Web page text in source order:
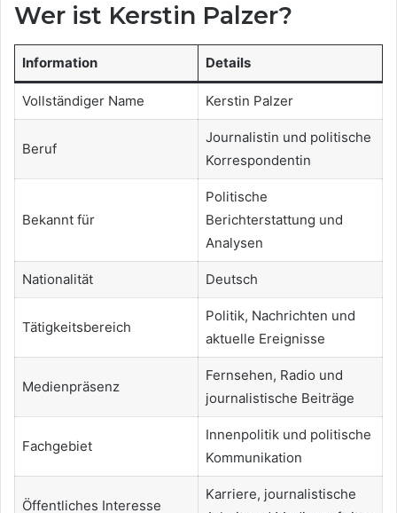
Wer ist Kerstin Palzer?
Information Details
Vollständiger Name Kerstin Palzer
Beruf
Journalistin und politische
Korrespondentin
Bekannt für
Politische
Berichterstattung und
Analysen
Nationalität Deutsch
Tätigkeitsbereich
Politik, Nachrichten und
aktuelle Ereignisse
Medienpräsenz
Fernsehen, Radio und
journalistische Beiträge
Fachgebiet
Innenpolitik und politische
Kommunikation
Öffentliches Interesse
Karriere, journalistische